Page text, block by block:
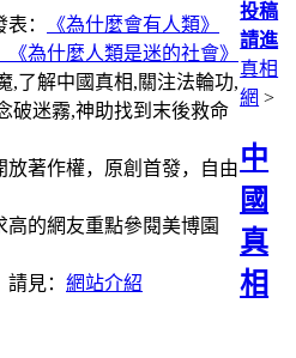
：
《為什麼會有人類》
《為什麼人類是迷的社會》
,了解中國真相,關注法輪功,
破迷霧,神助找到末後救命
放著作權，原創首發，自由
的網友重點參閱美博園
見： 網站介紹
投稿
請進
真相
網 >
中
國
真
相